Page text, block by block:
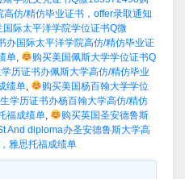
仿/精仿毕业证书，offer录取通知
国际太平洋学院学位证书Q微
办国际太平洋学院高仿/精仿毕业证
单,
购买美国佩斯大学学位证书Q
历证书办佩斯大学高仿/精仿毕业
绩单,
购买美国杨百翰大学学位
学历证书办杨百翰大学高仿/精仿
福成绩单,
购买英国圣安德鲁斯
And diploma办圣安德鲁斯大学高
雅思托福成绩单